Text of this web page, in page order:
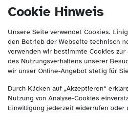
Cookie Hinweis
Unsere Seite verwendet Cookies.
den Betrieb der Webseite technisch
verwenden wir bestimmte Cookies
des Nutzungsverhaltens unserer
wir unser Online-Angebot stetig für
Durch Klicken auf „Akzeptieren“
Nutzung von Analyse-Cookies
Einwilligung jederzeit widerrufen oder
springen
(Kontakt und